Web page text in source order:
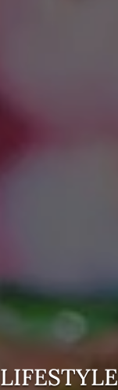
LIFESTYLE